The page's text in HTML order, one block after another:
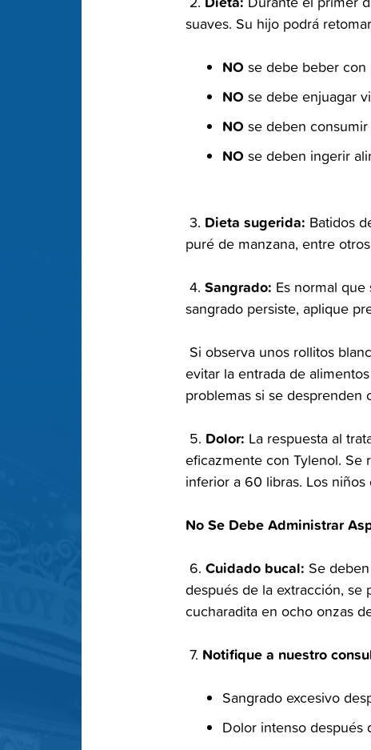
suaves. Su hijo podrá
NO‬ se debe beber con
NO‬ se debe enjuagar
NO‬ se deben
NO‬ se deben ingerir
‭ 3.‬ ‭ Dieta sugerida:‬ Batidos
puré de manzana, entre
‭ 4.‬ ‭ Sangrado:‬ Es normal
sangrado persiste, aplique
Si observa unos rollitos
evitar la entrada de
problemas si se desprenden
‭ 5.‬ ‭ Dolor:‬ La respuesta al
eficazmente con Tylenol. Se
inferior a 60 libras. Los
No Se Debe‬Administrar
‭ 6.‬ ‭ Cuidado bucal:‬ Se
después de la extracción, se
cucharadita en ocho onzas
‭ 7.‬ Notifique a nuestro
Sangrado excesivo
Dolor intenso después